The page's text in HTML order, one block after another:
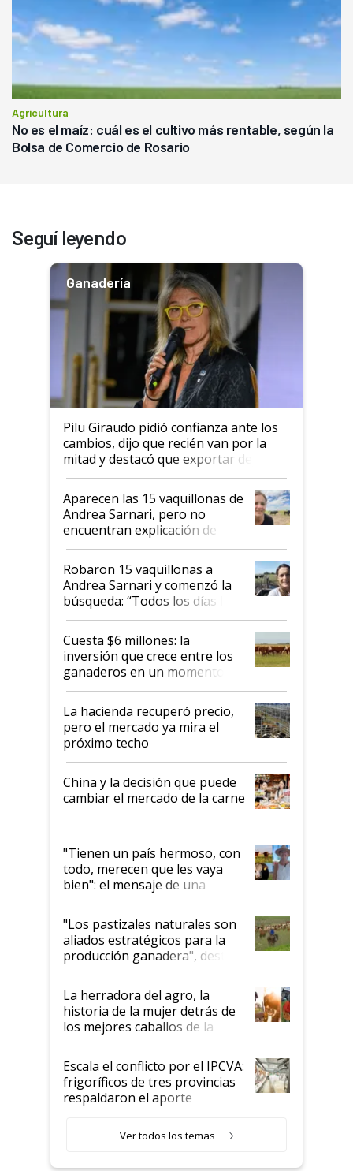
Agricultura
No es el maíz: cuál es el cultivo más rentable, según la
Bolsa de Comercio de Rosario
Seguí leyendo
Ganadería
Pilu Giraudo pidió confianza ante los
cambios, dijo que recién van por la
mitad y destacó que exportar dejó de
ser "para unos pocos": "Tenemos un
mandato muy claro del gobierno
nacional"
Aparecen las 15 vaquillonas de
Andrea Sarnari, pero no
encuentran explicación de
cómo llegaron allí
Robaron 15 vaquillonas a
Andrea Sarnari y comenzó la
búsqueda: “Todos los días le
toca a algún productor”
Cuesta $6 millones: la
inversión que crece entre los
ganaderos en un momento
histórico para la actividad
La hacienda recuperó precio,
pero el mercado ya mira el
próximo techo
China y la decisión que puede
cambiar el mercado de la carne
"Tienen un país hermoso, con
todo, merecen que les vaya
bien": el mensaje de una
ganadera uruguaya sobre las
oportunidades que se abren
para el agro en Argentina, con
foco en la carne
"Los pastizales naturales son
aliados estratégicos para la
producción ganadera", destaca
la iniciativa que ya reúne a 46
establecimientos en Argentina
La herradora del agro, la
historia de la mujer detrás de
los mejores caballos de la
Argentina y los mitos que
todavía hacen sufrir a estos
animales: "Mientras me
descalificaban, yo seguí
haciendo currículum"
Escala el conflicto por el IPCVA:
frigoríficos de tres provincias
respaldaron el aporte
Ver todos los temas